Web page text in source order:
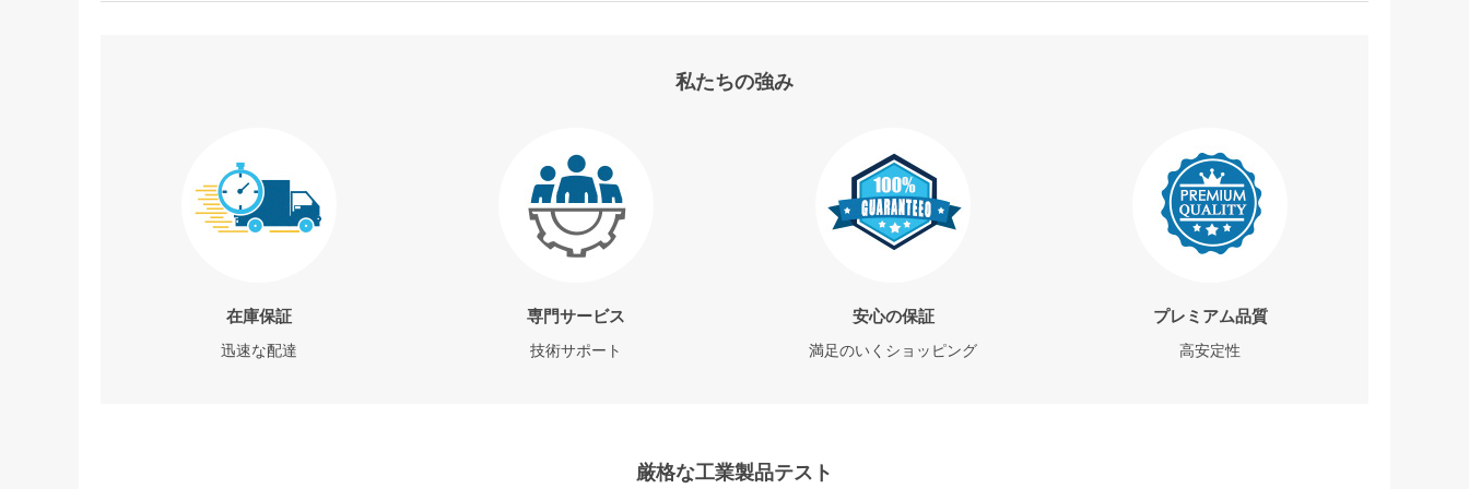
私たちの強み
在庫保証
迅速な配達
専門サービス
技術サポート
安心の保証
満足のいくショッピング
プレミアム品質
高安定性
厳格な工業製品テスト